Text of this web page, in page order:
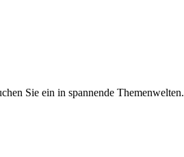
Sie ein in spannende Themenwelten.